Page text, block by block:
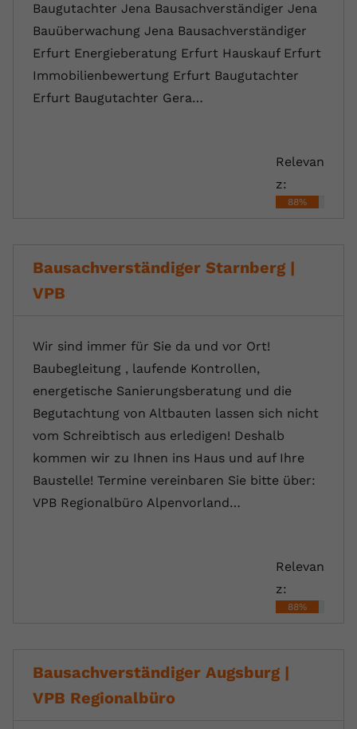
Baugutachter Jena Bausachverständiger Jena
Bauüberwachung Jena Bausachverständiger
Erfurt Energieberatung Erfurt Hauskauf Erfurt
Immobilienbewertung Erfurt Baugutachter
Erfurt Baugutachter Gera…
Relevan
z:
88%
Bausachverständiger Starnberg |
VPB
Wir sind immer für Sie da und vor Ort!
Baubegleitung , laufende Kontrollen,
energetische Sanierungsberatung und die
Begutachtung von Altbauten lassen sich nicht
vom Schreibtisch aus erledigen! Deshalb
kommen wir zu Ihnen ins Haus und auf Ihre
Baustelle! Termine vereinbaren Sie bitte über:
VPB Regionalbüro Alpenvorland…
Relevan
z:
88%
Bausachverständiger Augsburg |
VPB Regionalbüro